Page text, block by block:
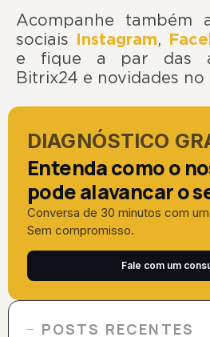
Acompanhe também
sociais Instagram,
e fique a par das
Bitrix24 e novidades
DIAGNÓSTICO
Entenda como o
pode alavancar o
Conversa de 30 minutos com
Sem compromisso.
Fale com um
POSTS RECENTES